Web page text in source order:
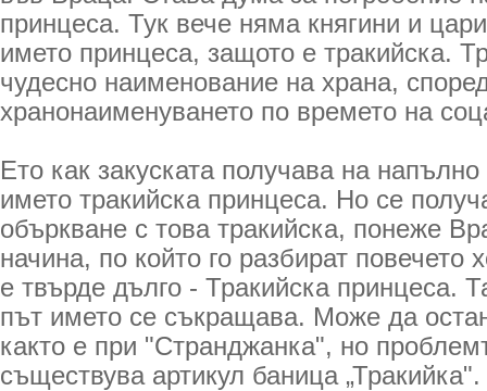
принцеса. Тук вече няма княгини и
името принцеса, защото е тракийска.
чудесно наименование на храна,
хранонаименуването по времето на
Ето как закуската получава на
името тракийска принцеса. Но се
объркване с това тракийска, понеже
начина, по който го разбират повечето
е твърде дълго - Тракийска принцеса.
път името се съкращава. Може да
както е при "Странджанка", но
съществува артикул баница „Тракийка".